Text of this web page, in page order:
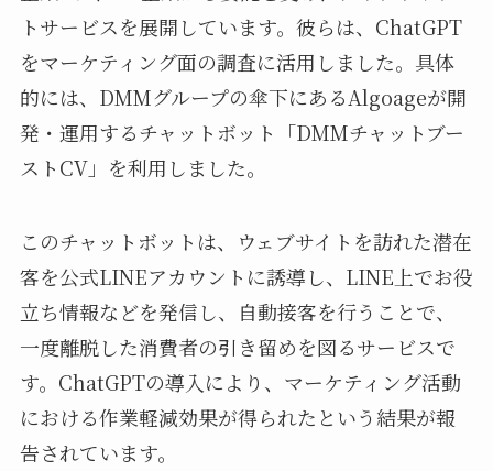
トサービスを展開しています。彼らは、ChatGPT
をマーケティング面の調査に活用しました。具体
的には、DMMグループの傘下にあるAlgoageが開
発・運用するチャットボット「DMMチャットブー
ストCV」を利用しました。
このチャットボットは、ウェブサイトを訪れた潜在
客を公式LINEアカウントに誘導し、LINE上でお役
立ち情報などを発信し、自動接客を行うことで、
一度離脱した消費者の引き留めを図るサービスで
す。ChatGPTの導入により、マーケティング活動
における作業軽減効果が得られたという結果が報
告されています。